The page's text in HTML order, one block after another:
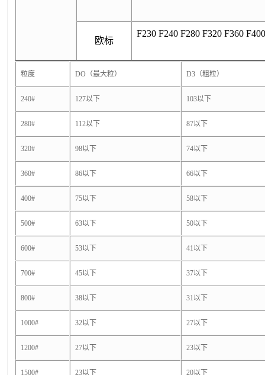
欧标
F230 F240 F280 F320 F360
粒度 DO（最大粒） D3（粗粒）
240# 127以下 103以下
280# 112以下 87以下
320# 98以下 74以下
360# 86以下 66以下
400# 75以下 58以下
500# 63以下 50以下
600# 53以下 41以下
700# 45以下 37以下
800# 38以下 31以下
1000# 32以下 27以下
1200# 27以下 23以下
1500# 23以下 20以下